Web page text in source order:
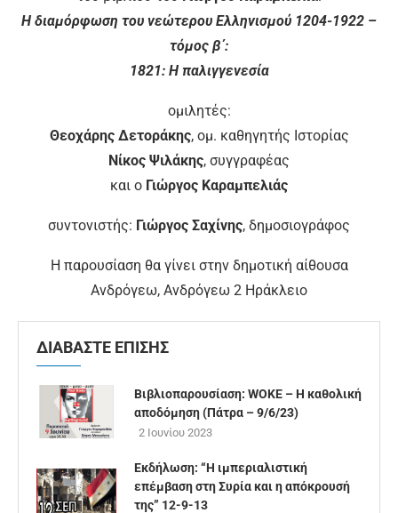
Η διαμόρφωση του νεώτερου Ελληνισμού 1204-1922 –
τόμος β΄:
1821: Η παλιγγενεσία
ομιλητές:
Θεοχάρης Δετοράκης, ομ. καθηγητής Ιστορίας
Νίκος Ψιλάκης, συγγραφέας
και ο Γιώργος Καραμπελιάς
συντονιστής: Γιώργος Σαχίνης, δημοσιογράφος
Η παρουσίαση θα γίνει στην δημοτική αίθουσα
Ανδρόγεω, Ανδρόγεω 2 Ηράκλειο
ΔΙΑΒΑΣΤΕ ΕΠΙΣΗΣ
Βιβλιοπαρουσίαση: WOKE – Η καθολική
αποδόμηση (Πάτρα – 9/6/23)
2 Ιουνίου 2023
Εκδήλωση: “Η ιμπεριαλιστική
επέμβαση στη Συρία και η απόκρουσή
της” 12-9-13